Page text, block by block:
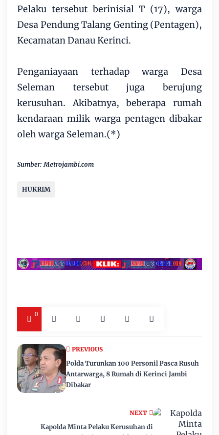
Pelaku tersebut berinisial T (17), warga
Desa Pendung Talang Genting (Pentagen),
Kecamatan Danau Kerinci.
Penganiayaan terhadap warga Desa
Seleman tersebut juga berujung
kerusuhan. Akibatnya, beberapa rumah
kendaraan milik warga pentagen dibakar
oleh warga Seleman.(*)
Sumber: Metrojambi.com
HUKRIM
0
NEXT
Kapolda Minta Pelaku Kerusuhan di
PREVIOUS
Polda Turunkan 100 Personil Pasca Rusuh
Antarwarga, 8 Rumah di Kerinci Jambi
Dibakar